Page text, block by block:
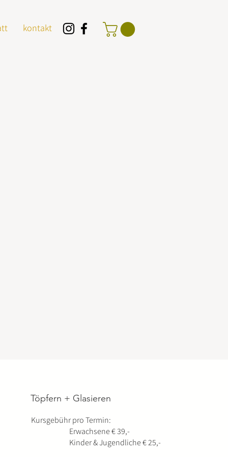
kontakt
Töpfern + Glasieren
Kursgebühr pro Termin:
Erwachsene € 39,-
Kinder & Jugendliche € 25,-